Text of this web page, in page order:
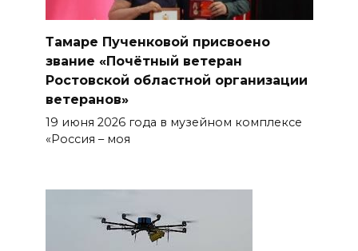
Тамаре Пученковой присвоено
звание «Почётный ветеран
Ростовской областной организации
ветеранов»
19 июня 2026 года в музейном комплексе
«Россия – моя